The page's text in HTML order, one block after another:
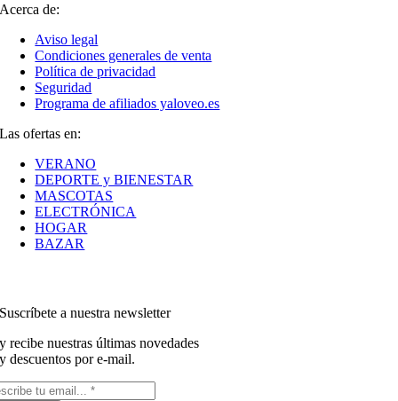
Acerca de:
Aviso legal
Condiciones generales de venta
Política de privacidad
Seguridad
Programa de afiliados yaloveo.es
Las ofertas en:
VERANO
DEPORTE y BIENESTAR
MASCOTAS
ELECTRÓNICA
HOGAR
BAZAR
Suscríbete a nuestra newsletter
y recibe nuestras últimas novedades
y descuentos por e-mail.